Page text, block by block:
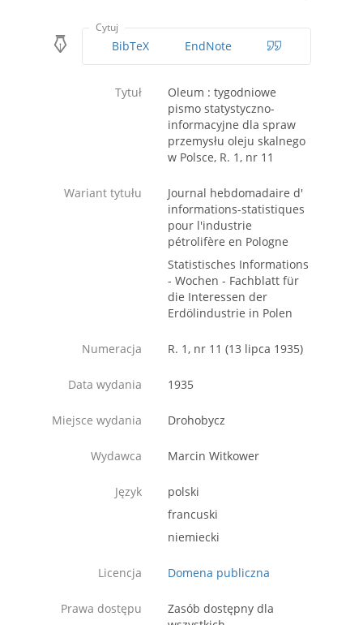
Cytuj
BibTeX EndNote
Tytuł
Oleum : tygodniowe
pismo statystyczno-
informacyjne dla spraw
przemysłu oleju skalnego
w Polsce, R. 1, nr 11
Wariant tytułu
Journal hebdomadaire d'
informations-statistiques
pour l'industrie
pétrolifère en Pologne
Statistisches Informations
- Wochen - Fachblatt für
die Interessen der
Erdölindustrie in Polen
Numeracja R. 1, nr 11 (13 lipca 1935)
Data wydania 1935
Miejsce wydania Drohobycz
Wydawca Marcin Witkower
Język
polski
francuski
niemiecki
Licencja Domena publiczna
Prawa dostępu
Zasób dostępny dla